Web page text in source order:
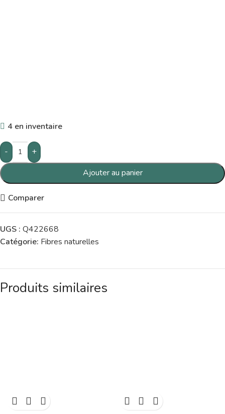
4 en inventaire
-
+
Ajouter au panier
Comparer
UGS : Q422668
Catégorie: Fibres naturelles
Produits similaires